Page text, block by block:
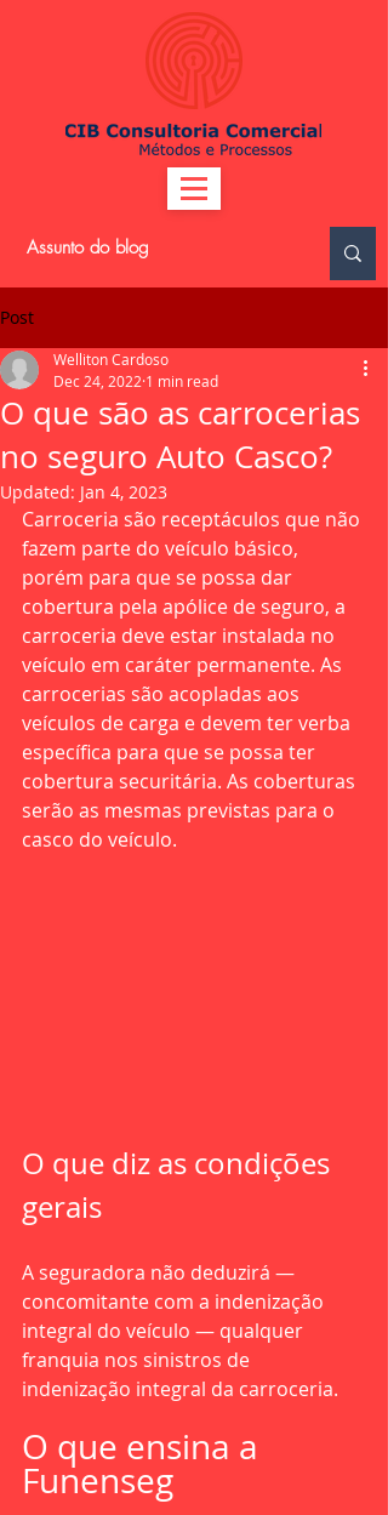
Post
O que são as carrocerias
no seguro Auto Casco?
Welliton Cardoso
Dec 24, 2022 1 min read
Updated: Jan 4, 2023
Carroceria são receptáculos que não
fazem parte do veículo básico,
porém para que se possa dar
cobertura pela apólice de seguro, a
carroceria deve estar instalada no
veículo em caráter permanente. As
carrocerias são acopladas aos
veículos de carga e devem ter verba
específica para que se possa ter
cobertura securitária. As coberturas
serão as mesmas previstas para o
casco do veículo.
O que diz as condições
gerais
A seguradora não deduzirá —
concomitante com a indenização
integral do veículo — qualquer
franquia nos sinistros de
indenização integral da carroceria.
O que ensina a
Funenseg